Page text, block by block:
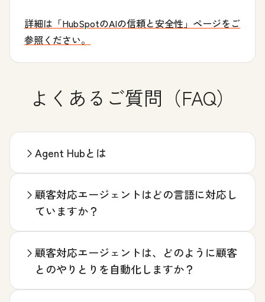
詳細は「HubSpotのAIの信頼と安全性」ページをご
参照ください。
よくあるご質問（FAQ）
Agent Hubとは
顧客対応エージェントはどの言語に対応し
ていますか？
顧客対応エージェントは、どのように顧客
とのやりとりを自動化しますか？